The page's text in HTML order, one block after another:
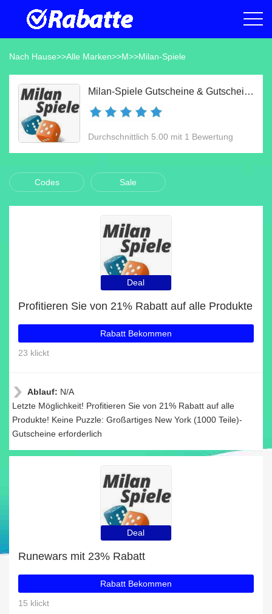
Nach Hause>>Alle Marken>>M>>Milan-Spiele
Milan-Spiele Gutscheine & Gutscheincodes Aug 2026
Durchschnittlich 5.00 mit 1 Bewertung
Codes Sale
Deal
Profitieren Sie von 21% Rabatt auf alle Produkte
Rabatt Bekommen
23 klickt
Ablauf: N/A
Letzte Möglichkeit! Profitieren Sie von 21% Rabatt auf alle
Produkte! Keine Puzzle: Großartiges New York (1000 Teile)-
Gutscheine erforderlich
Deal
Runewars mit 23% Rabatt
Rabatt Bekommen
15 klickt